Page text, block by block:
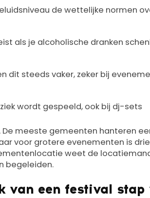
de wettelijke normen
als je alcoholische dranken
dit steeds vaker, zeker bij
wordt gespeeld, ook bij dj-sets
De meeste gemeenten hanteren
voor grotere evenementen is
weet de
begeleiden.
van een festival